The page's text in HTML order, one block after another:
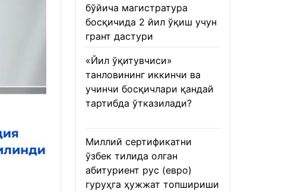
бўйича магистратура
босқичида 2 йил ўқиш учун
грант дастури
«Йил ўқитувчиси»
танловининг иккинчи ва
учинчи босқичлари қандай
тартибда ўтказилади?
Миллий сертификатни
ўзбек тилида олган
абитуриент рус (евро)
гуруҳга ҳужжат топшириши